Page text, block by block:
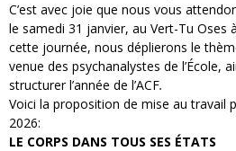
C’est avec joie que nous vous
le samedi 31 janvier, au Vert-Tu Oses
cette journée, nous déplierons le
venue des psychanalystes de l’École,
structurer l’année de l’ACF.
Voici la proposition de mise au travail
2026:
LE CORPS DANS TOUS SES ÉTATS